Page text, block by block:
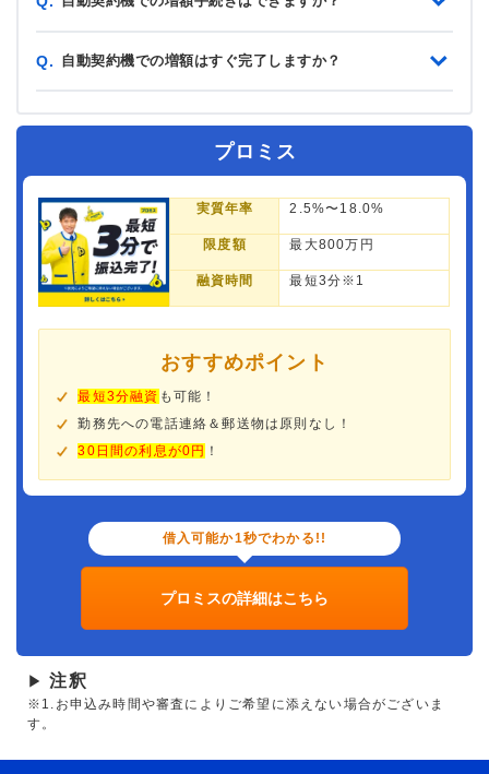
Q. 自動契約機での増額はすぐ完了しますか？
プロミス
実質年率 2.5%〜18.0%
限度額 最大800万円
融資時間 最短3分※1
おすすめポイント
最短3分融資 も可能！
勤務先への電話連絡＆郵送物は原則なし！
30日間の利息が0円 ！
借入可能か1秒でわかる!!
プロミスの詳細はこちら
▶ 注釈
※1.お申込み時間や審査によりご希望に添えない場合がございま
す。